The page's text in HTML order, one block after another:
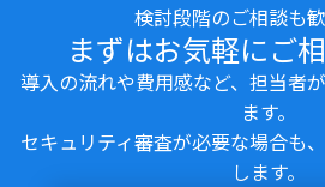
検討段階のご相談も
まずはお気軽にご
導入の流れや費用感など、担当者
ます。
セキュリティ審査が必要な場合も
します。